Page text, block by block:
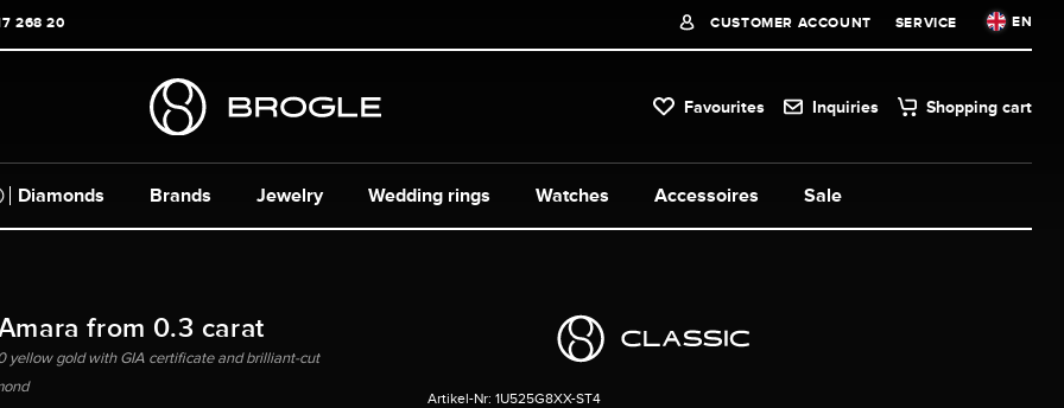
268 20 CUSTOMER ACCOUNT SERVICE EN
Favourites Inquiries Shopping cart
Diamonds Brands Jewelry Watches Accessoires Sale
Wedding rings
from 0.3 carat
gold with GIA certificate and brilliant-cut
Artikel-Nr: 1U525G8XX-ST4